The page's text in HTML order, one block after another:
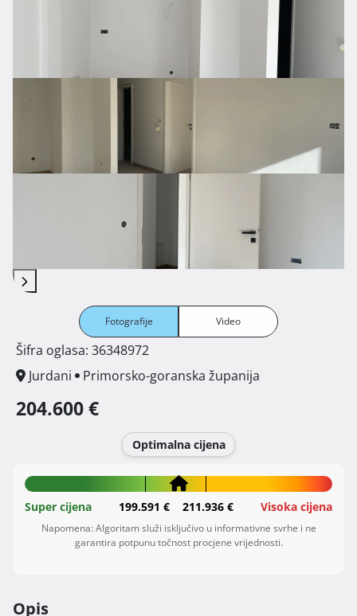
Fotografije Video
Šifra oglasa: 36348972
Jurdani
Primorsko-goranska županija
204.600 €
Optimalna cijena
Super cijena 199.591 € 211.936 € Visoka cijena
Napomena: Algoritam služi isključivo u informativne svrhe i ne
garantira potpunu točnost procjene vrijednosti.
Opis